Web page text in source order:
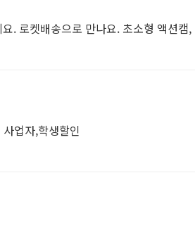
. 로켓배송으로 만나요. 초소형 액션캠
업자,학생할인